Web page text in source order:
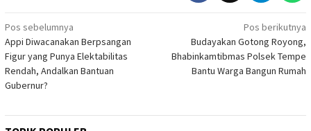
Navigasi
pos
Pos sebelumnya
Appi Diwacanakan Berpsangan
Figur yang Punya Elektabilitas
Rendah, Andalkan Bantuan
Gubernur?
Pos berikutnya
Budayakan Gotong Royong,
Bhabinkamtibmas Polsek Tempe
Bantu Warga Bangun Rumah